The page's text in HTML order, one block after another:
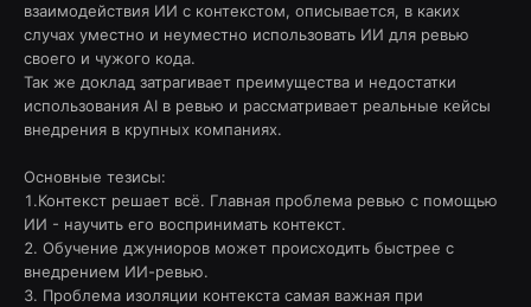
взаимодействия ИИ с контекстом, описывается, в каких
случах уместно и неуместно использовать ИИ для ревью
своего и чужого кода.
Так же доклад затрагивает преимущества и недостатки
использования AI в ревью и рассматривает реальные кейсы
внедрения в крупных компаниях.
Основные тезисы:
1.Контекст решает всё. Главная проблема ревью с помощью
ИИ - научить его воспринимать контекст.
2. Обучение джуниоров может происходить быстрее с
внедрением ИИ-ревью.
3. Проблема изоляции контекста самая важная при